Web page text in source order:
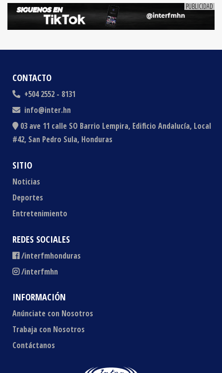
CONTACTO
+504 2552 - 8131
info@inter.hn
03 ave 11 calle SO Barrio Lempira, Edificio Andalucía, Local
#42, San Pedro Sula, Honduras
SITIO
Noticias
Deportes
Entretenimiento
REDES SOCIALES
/interfmhonduras
/interfmhn
INFORMACIÓN
Anúnciate con Nosotros
Trabaja con Nosotros
Contáctanos